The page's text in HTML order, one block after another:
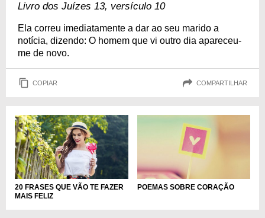
Livro dos Juízes 13, versículo 10
Ela correu imediatamente a dar ao seu marido a
notícia, dizendo: O homem que vi outro dia apareceu-
me de novo.
COPIAR COMPARTILHAR
20 FRASES QUE VÃO TE FAZER
MAIS FELIZ
POEMAS SOBRE CORAÇÃO